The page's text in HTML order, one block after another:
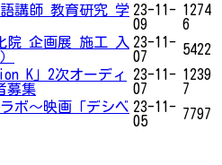
講師 教育研究 学 23-11-
09
1274
6
院 企画展 施工 入 23-11-
07
5422
K」2次オーディ
募集
23-11-
07
1239
7
ボ～映画「デシベ 23-11-
05
7797